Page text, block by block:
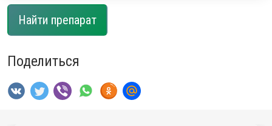
Найти препарат
Поделиться